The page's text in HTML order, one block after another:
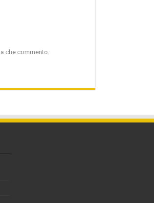
che commento.